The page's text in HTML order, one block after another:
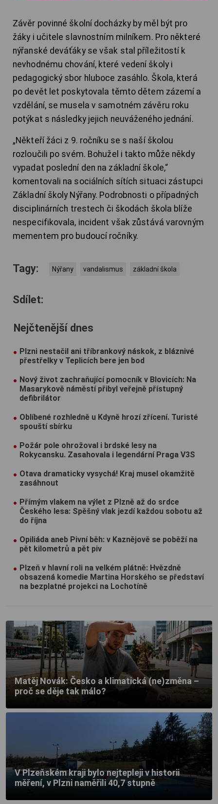
Závěr povinné školní docházky by měl být pro
žáky i učitele slavnostním milníkem. Pro některé
nýřanské deváťáky se však stal příležitostí k
nevhodnému chování, které vedení školy i
pedagogický sbor hluboce zasáhlo. Škola, která
po devět let poskytovala těmto dětem zázemí a
vzdělání, se musela v samotném závěru roku
potýkat s následky jejich neuváženého jednání.
„Někteří žáci z 9. ročníku se s naší školou
rozloučili po svém. Bohužel i takto může někdy
vypadat poslední den na základní škole,“
komentovali na sociálních sítích situaci zástupci
Základní školy Nýřany. Podrobnosti o případných
disciplinárních trestech či škodách škola blíže
nespecifikovala, incident však zůstává varovným
mementem pro budoucí ročníky.
Tagy: Nýřany vandalismus základní škola
Sdílet:
Nejčtenější dnes
Plzni nestačil ani tříbrankový náskok, z bláznivé
přestřelky v Teplicích bere jen bod
Nový život zachraňující pomocník v Blovicích: Na
Masarykově náměstí přibyl veřejně přístupný
defibrilátor
Oblíbené rozhledně u Kdyně hrozí zřícení. Turisté
spouští sbírku
Požár pole ohrožoval i brdské lesy na
Rokycansku. Zasahovala i legendární Praga V3S
Otava dramaticky vysychá! Kraj musel okamžitě
zasáhnout
Přímým vlakem na výlet z Plzně až do srdce
Českého lesa: Spěšný vlak jezdí každou sobotu až
do října
Opiliáda aneb Pivní běh: v Kaznějově se poběží na
pět kilometrů a pět piv
Plzeň v hlavní roli na velkém plátně: Hvězdně
obsazená komedie Martina Horského se představí
na bezplatné projekci na Lochotíně
Matěj Novák: Česko a klimatická (ne)změna –
proč se děje tak málo?
V Plzeňském kraji bylo nejtepleji v historii
měření, v Plzni naměřili 40,7 stupně